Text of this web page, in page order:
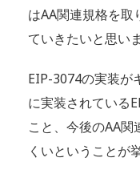
はAA関連規格を取
ていきたいと思いま
EIP-3074の実装が
に実装されている
こと、今後のAA
くいということが